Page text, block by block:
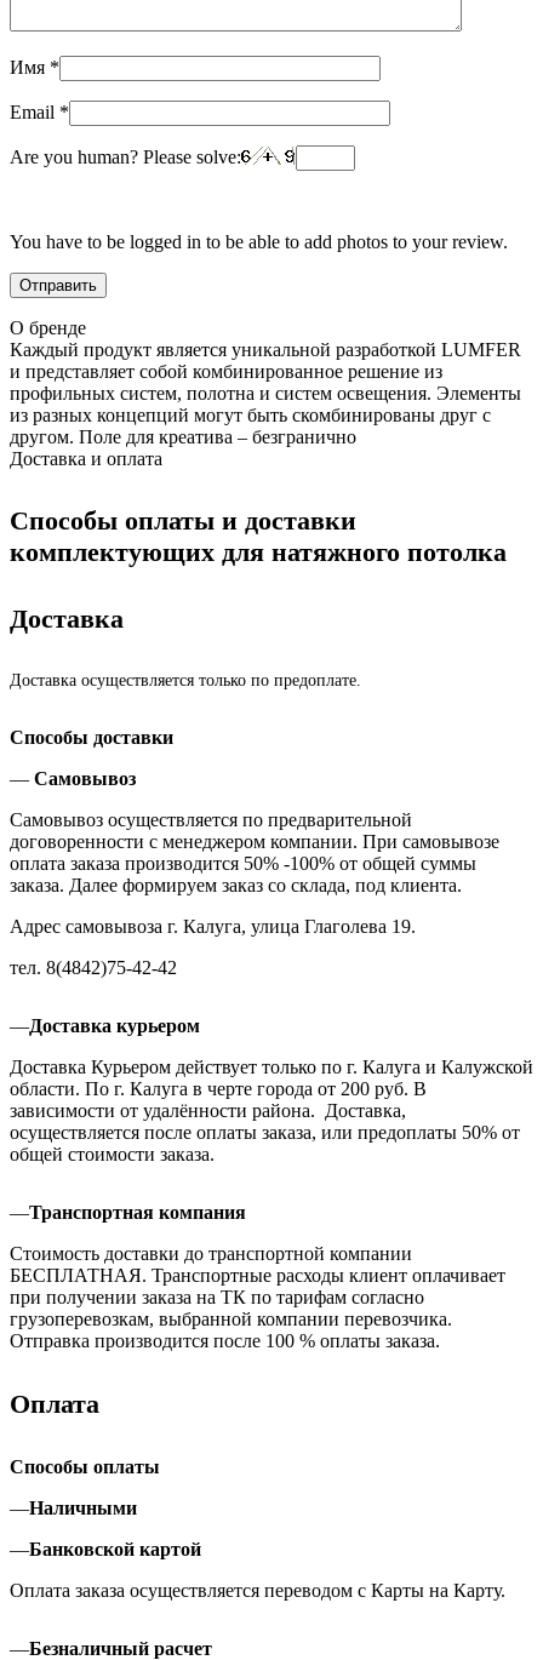
Имя *
Email *
Are you human? Please solve:
You have to be logged in to be able to add photos to your review.
О бренде
Каждый продукт является уникальной разработкой LUMFER
и представляет собой комбинированное решение из
профильных систем, полотна и систем освещения. Элементы
из разных концепций могут быть скомбинированы друг с
другом. Поле для креатива – безгранично
Доставка и оплата
Способы оплаты и доставки
комплектующих для натяжного потолка
Доставка
Доставка осуществляется только по предоплате.
Способы доставки
— Самовывоз
Самовывоз осуществляется по предварительной
договоренности с менеджером компании. При самовывозе
оплата заказа производится 50% -100% от общей суммы
заказа. Далее формируем заказ со склада, под клиента.
Адрес самовывоза г. Калуга, улица Глаголева 19.
тел. 8(4842)75-42-42
—Доставка курьером
Доставка Курьером действует только по г. Калуга и Калужской
области. По г. Калуга в черте города от 200 руб. В
зависимости от удалённости района. Доставка,
осуществляется после оплаты заказа, или предоплаты 50% от
общей стоимости заказа.
—Транспортная компания
Стоимость доставки до транспортной компании
БЕСПЛАТНАЯ. Транспортные расходы клиент оплачивает
при получении заказа на ТК по тарифам согласно
грузоперевозкам, выбранной компании перевозчика.
Отправка производится после 100 % оплаты заказа.
Оплата
Способы оплаты
—Наличными
—Банковской картой
Оплата заказа осуществляется переводом с Карты на Карту.
—Безналичный расчет